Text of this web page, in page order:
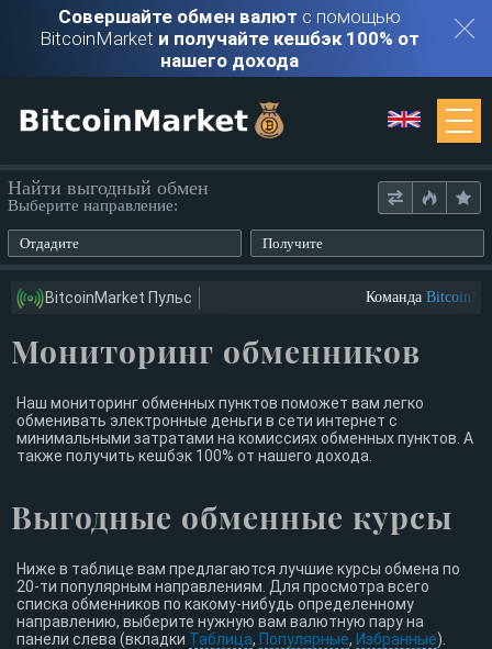
Совершайте обмен валют с помощью
BitcoinMarket и получайте кешбэк 100% от
нашего дохода
Обменники
Войти
Регистрация
Найти выгодный обмен
Выберите направление:
Отдадите Получите
BitcoinMarket Пульс Команда
Мониторинг обменников
Наш мониторинг обменных пунктов поможет вам легко
обменивать электронные деньги в сети интернет с
минимальными затратами на комиссиях обменных пунктов. А
также получить кешбэк 100% от нашего дохода.
Выгодные обменные курсы
Ниже в таблице вам предлагаются лучшие курсы обмена по
20-ти популярным направлениям. Для просмотра всего
списка обменников по какому-нибудь определенному
направлению, выберите нужную вам валютную пару на
панели слева (вкладки Таблица, Популярные, Избранные).